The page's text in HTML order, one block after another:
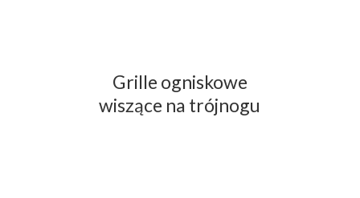
Grille ogniskowe
wiszące na trójnogu